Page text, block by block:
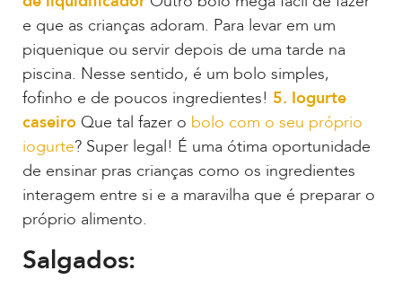
e que as crianças adoram. Para levar em um
piquenique ou servir depois de uma tarde na
piscina. Nesse sentido, é um bolo simples,
fofinho e de poucos ingredientes! 5. Iogurte
caseiro Que tal fazer o bolo com o seu próprio
iogurte? Super legal! É uma ótima oportunidade
de ensinar pras crianças como os ingredientes
interagem entre si e a maravilha que é preparar o
próprio alimento.
Salgados: